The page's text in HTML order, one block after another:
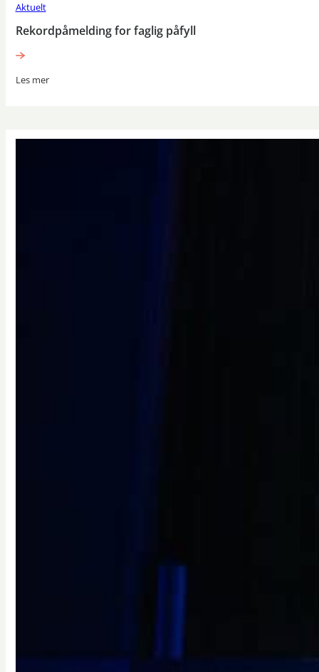
Aktuelt
Rekordpåmelding for faglig påfyll
Les mer